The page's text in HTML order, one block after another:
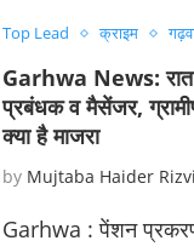
Top Lead क्राइम
Garhwa News: रात
प्रबंधक व मैसेंजर,
क्या है माजरा
by Mujtaba Haider Rizvi
Garhwa : पेंशन